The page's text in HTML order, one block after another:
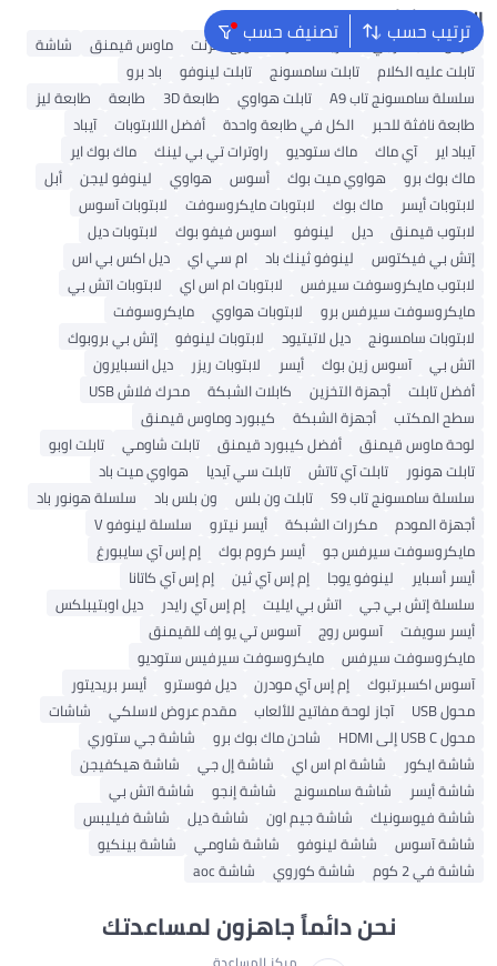
ترتيب حسب تصنيف حسب البحث الشائع
قرص صلب خارجي شريحة ذاكرة موزع انترنت ماوس قيمنق
شاشة
تابلت عليه الكلام
تابلت سامسونج تابلت لينوفو
باد برو
سلسلة سامسونج تاب A9
تابلت هواوي طابعة 3D طابعة
طابعة ليز
طابعة نافثة للحبر
الكل في طابعة واحدة أفضل اللابتوبات
آيباد
آيباد اير
آي ماك ماك ستوديو راوترات تي بي لينك
ماك بوك اير
ماك بوك برو
هواوي ميت بوك أسوس هواوي لينوفو ليجن
أبل
لابتوبات أيسر
ماك بوك لابتوبات مايكروسوفت
لابتوبات آسوس
لابتوب قيمنق
ديل لينوفو اسوس فيفو بوك
لابتوبات ديل
إتش بي فيكتوس
لينوفو ثينك باد ام سي اي
ديل اكس بي اس
لابتوب مايكروسوفت سيرفس
لابتوبات ام اس اي
لابتوبات اتش بي
مايكروسوفت سيرفس برو
لابتوبات هواوي
مايكروسوفت
لابتوبات سامسونج
ديل لاتيتيود لابتوبات لينوفو
إتش بي بروبوك
اتش بي
آسوس زين بوك أيسر لابتوبات ريزر
ديل انسبايرون
أفضل تابلت
أجهزة التخزين كابلات الشبكة
محرك فلاش USB
سطح المكتب
أجهزة الشبكة
كيبورد وماوس قيمنق
لوحة ماوس قيمنق
أفضل كيبورد قيمنق تابلت شاومي
تابلت اوبو
تابلت هونور
تابلت آي تاتش تابلت سي آيديا
هواوي ميت باد
سلسلة سامسونج تاب S9
تابلت ون بلس ون بلس باد
سلسلة هونور باد
أجهزة المودم
مكررات الشبكة أيسر نيترو
سلسلة لينوفو V
مايكروسوفت سيرفس جو
أيسر كروم بوك
إم إس آي سايبورغ
أيسر أسباير
لينوفو يوجا إم إس آي ثين
إم إس آي كاتانا
سلسلة إتش بي جي
اتش بي ايليت إم إس آي رايدر
ديل اوبتيبلكس
أيسر سويفت
آسوس روج
آسوس تي يو إف للقيمنق
مايكروسوفت سيرفس
مايكروسوفت سيرفيس ستوديو
آسوس اكسبرتبوك
إم إس آي مودرن ديل فوسترو
أيسر بريديتور
محول USB
آجاز لوحة مفاتيح للألعاب مقدم عروض لاسلكي
شاشات
محول USB C إلى HDMI
شاحن ماك بوك برو
شاشة جي ستوري
شاشة ايكور
شاشة ام اس اي شاشة إل جي
شاشة هيكفيجن
شاشة أيسر
شاشة سامسونج شاشة إنجو
شاشة اتش بي
شاشة فيوسونيك
شاشة جيم اون شاشة ديل
شاشة فيليبس
شاشة آسوس
شاشة لينوفو شاشة شاومي
شاشة بينكيو
شاشة في 2 كوم
شاشة كوروي شاشة aoc
نحن دائماً جاهزون لمساعدتك